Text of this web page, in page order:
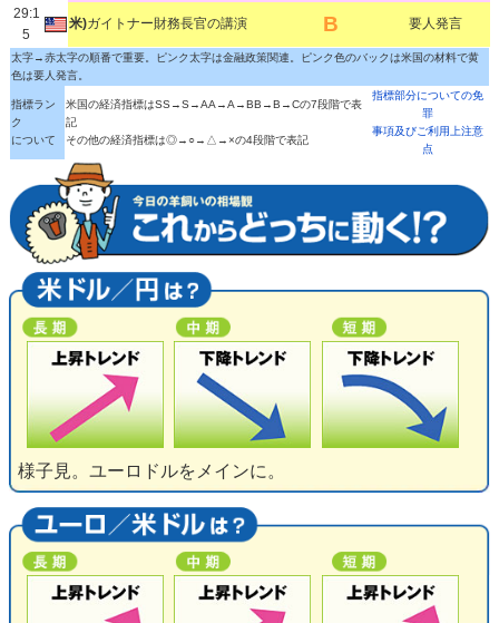
29:1
5
米)ガイトナー財務長官の講演 B 要人発言
太字→赤太字の順番で重要。ピンク太字は金融政策関連。ピンク色のバックは米国の材料で黄
色は要人発言。
指標ラン
ク
について
米国の経済指標はSS→S→AA→A→BB→B→Cの7段階で表
記
その他の経済指標は◎→○→△→×の4段階で表記
指標部分についての免
罪
事項及びご利用上注意
点
様子見。ユーロドルをメインに。